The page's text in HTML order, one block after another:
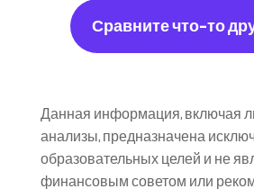
Сравните что-то
Данная информация, включая
анализы, предназначена
образовательных целей и не
финансовым советом или